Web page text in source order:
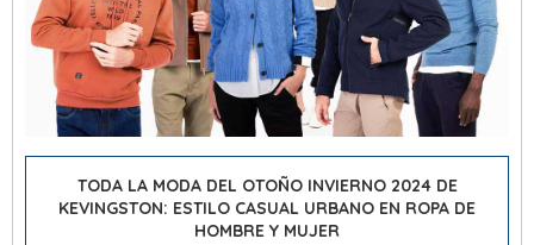
TODA LA MODA DEL OTOÑO INVIERNO 2024 DE
KEVINGSTON: ESTILO CASUAL URBANO EN ROPA DE
HOMBRE Y MUJER